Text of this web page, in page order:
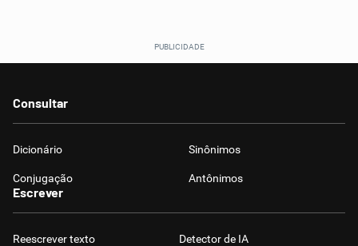
Consultar
Dicionário Sinônimos
Conjugação Antônimos
Escrever
Reescrever texto Detector de IA